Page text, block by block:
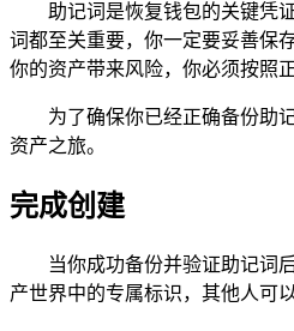
助记词是恢复钱包的关键凭
词都至关重要，你一定要妥善保
你的资产带来风险，你必须按照
为了确保你已经正确备份助
资产之旅。
完成创建
当你成功备份并验证助记词
产世界中的专属标识，其他人可